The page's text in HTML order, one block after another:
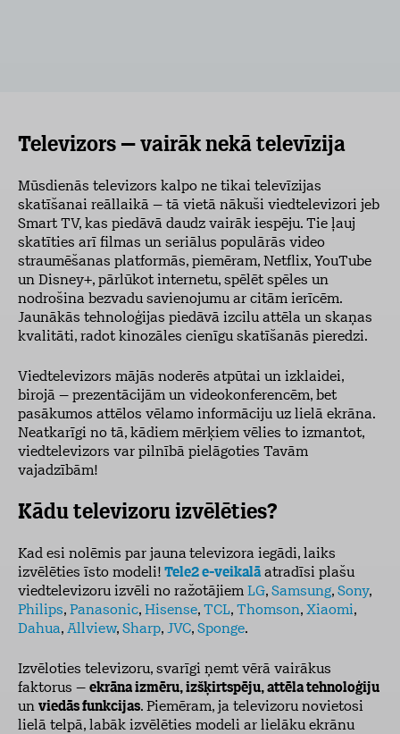
Televizors – vairāk nekā televīzija
Mūsdienās televizors kalpo ne tikai televīzijas
skatīšanai reāllaikā – tā vietā nākuši viedtelevizori jeb
Smart TV, kas piedāvā daudz vairāk iespēju. Tie ļauj
skatīties arī filmas un seriālus populārās video
straumēšanas platformās, piemēram, Netflix, YouTube
un Disney+, pārlūkot internetu, spēlēt spēles un
nodrošina bezvadu savienojumu ar citām ierīcēm.
Jaunākās tehnoloģijas piedāvā izcilu attēla un skaņas
kvalitāti, radot kinozāles cienīgu skatīšanās pieredzi.
Viedtelevizors mājās noderēs atpūtai un izklaidei,
birojā – prezentācijām un videokonferencēm, bet
pasākumos attēlos vēlamo informāciju uz lielā ekrāna.
Neatkarīgi no tā, kādiem mērķiem vēlies to izmantot,
viedtelevizors var pilnībā pielāgoties Tavām
vajadzībām!
Kādu televizoru izvēlēties?
Kad esi nolēmis par jaunatelevizora iegādi, laiks
izvēlēties īsto modeli! Tele2 e-veikalāatradīsi plašu
viedtelevizoru izvēli no ražotājiem LG, Samsung, Sony,
Philips, Panasonic, Hisense, TCL, Thomson, Xiaomi,
Dahua, Allview, Sharp, JVC, Sponge.
Izvēloties televizoru, svarīgi ņemt vērā vairākus
faktorus – ekrāna izmēru, izšķirtspēju, attēla tehnoloģiju
un viedās funkcijas. Piemēram, ja televizoru novietosi
lielā telpā, labāk izvēlēties modeli ar lielāku ekrānu